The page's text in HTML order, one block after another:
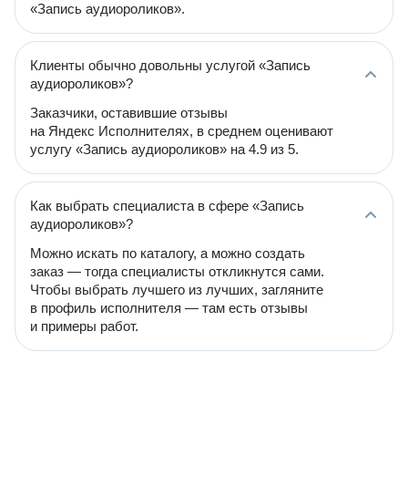
«Запись аудиороликов».
Клиенты обычно довольны услугой «Запись
аудиороликов»?
Заказчики, оставившие отзывы
на Яндекс Исполнителях, в среднем оценивают
услугу «Запись аудиороликов» на 4.9 из 5.
Как выбрать специалиста в сфере «Запись
аудиороликов»?
Можно искать по каталогу, а можно создать
заказ — тогда специалисты откликнутся сами.
Чтобы выбрать лучшего из лучших, загляните
в профиль исполнителя — там есть отзывы
и примеры работ.